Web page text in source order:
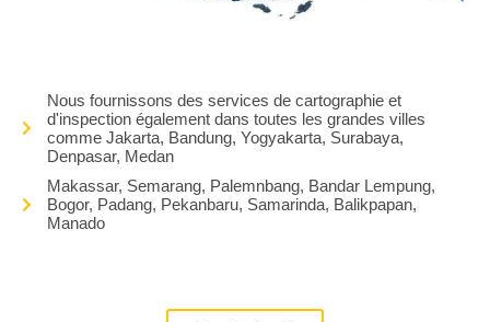
Nous fournissons des services de cartographie et
d'inspection également dans toutes les grandes villes
comme Jakarta, Bandung, Yogyakarta, Surabaya,
Denpasar, Medan
Makassar, Semarang, Palemnbang, Bandar Lempung,
Bogor, Padang, Pekanbaru, Samarinda, Balikpapan,
Manado